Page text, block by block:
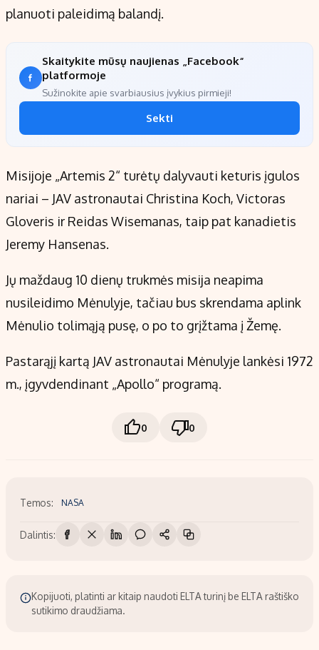
planuoti paleidimą balandį.
Skaitykite mūsų naujienas „Facebook“
platformoje
Sužinokite apie svarbiausius įvykius pirmieji!
Sekti
Misijoje „Artemis 2“ turėtų dalyvauti keturis įgulos
nariai – JAV astronautai Christina Koch, Victoras
Gloveris ir Reidas Wisemanas, taip pat kanadietis
Jeremy Hansenas.
Jų maždaug 10 dienų trukmės misija neapima
nusileidimo Mėnulyje, tačiau bus skrendama aplink
Mėnulio tolimąją pusę, o po to grįžtama į Žemę.
Pastarąjį kartą JAV astronautai Mėnulyje lankėsi 1972
m., įgyvdendinant „Apollo“ programą.
0 0
Temos: NASA
Dalintis:
Kopijuoti, platinti ar kitaip naudoti ELTA turinį be ELTA raštiško
sutikimo draudžiama.